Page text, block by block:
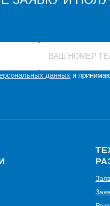
ВАШ НОМЕР
данных и